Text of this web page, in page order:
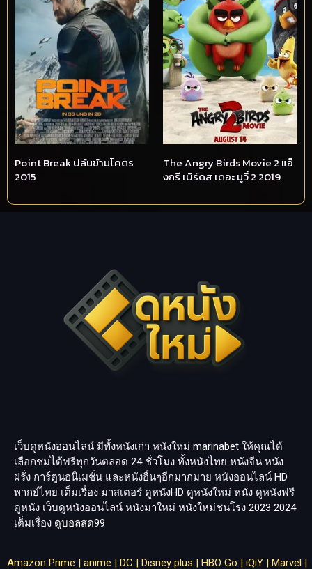
Point Break ปล้นข้ามโคตร
2015
The Angry Birds Movie 2 แอ็
งกรี เบิร์ดส เดอะ มูวี่ 2 2019
เว็บดูหนังออนไลน์ มีทั้งหนังเก่า หนังใหม่ marinabet ให้คุณได้
เลือกชมได้ฟรีทุกวันตลอด 24 ชั่วโมง ทั้งหนังไทย หนังจีน หนัง
ฝรั่ง การ์ตูนอนิเมชั่น และหนังอื่นๆอีกมากมาย หนังออนไลน์ HD
พากย์ไทย เต็มเรื่อง มาสเตอร์ ดูหนังHD ดูหนังใหม่ หนัง ดูหนังฟรี
ดูหนัง เว็บดูหนังออนไลน์ หนังมาใหม่ หนังใหม่ชนโรง 2023 2024
เต็มเรื่อง ดูบอลสด99
Amazon Prime | anime | DC | Disney plus | HBO Go | iQiY | Marvel |